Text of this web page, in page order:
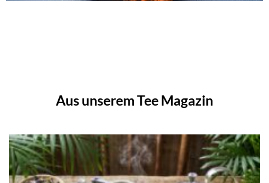
Aus unserem Tee Magazin